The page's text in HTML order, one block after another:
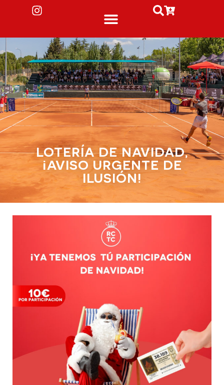
LOTERÍA DE NAVIDAD,
¡AVISO URGENTE DE
ILUSIÓN!